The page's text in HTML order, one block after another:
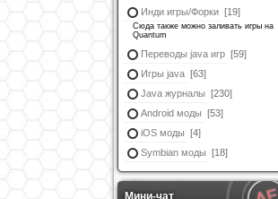
Инди игры/Форки [19]
Сюда также можно заливать игры на
Quantum
Переводы java игр [59]
Игры java [63]
Java журналы [230]
Android моды [53]
iOS моды [4]
Symbian моды [18]
Мини-чат